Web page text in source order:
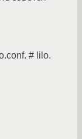
# lilo.